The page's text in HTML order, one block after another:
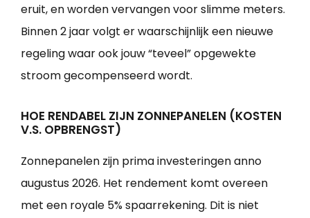
eruit, en worden vervangen voor slimme meters.
Binnen 2 jaar volgt er waarschijnlijk een nieuwe
regeling waar ook jouw “teveel” opgewekte
stroom gecompenseerd wordt.
HOE RENDABEL ZIJN ZONNEPANELEN (KOSTEN
V.S. OPBRENGST)
Zonnepanelen zijn prima investeringen anno
augustus 2026. Het rendement komt overeen
met een royale 5% spaarrekening. Dit is niet